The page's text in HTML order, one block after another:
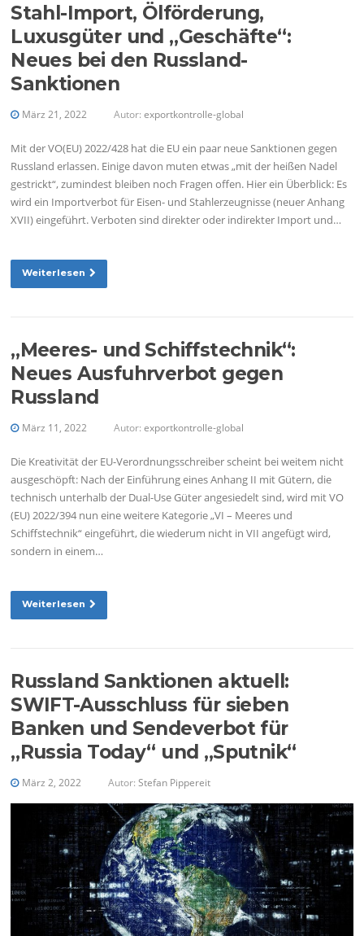
Stahl-Import, Ölförderung,
Luxusgüter und „Geschäfte“:
Neues bei den Russland-
Sanktionen
März 21, 2022 Autor:exportkontrolle-global
Mit der VO(EU) 2022/428 hat die EU ein paar neue Sanktionen gegen
Russland erlassen. Einige davon muten etwas „mit der heißen Nadel
gestrickt“, zumindest bleiben noch Fragen offen. Hier ein Überblick: Es
wird ein Importverbot für Eisen- und Stahlerzeugnisse (neuer Anhang
XVII) eingeführt. Verboten sind direkter oder indirekter Import und…
Weiterlesen
„Meeres- und Schiffstechnik“:
Neues Ausfuhrverbot gegen
Russland
März 11, 2022 Autor:exportkontrolle-global
Die Kreativität der EU-Verordnungsschreiber scheint bei weitem nicht
ausgeschöpft: Nach der Einführung eines Anhang II mit Gütern, die
technisch unterhalb der Dual-Use Güter angesiedelt sind, wird mit VO
(EU) 2022/394 nun eine weitere Kategorie „VI – Meeres und
Schiffstechnik“ eingeführt, die wiederum nicht in VII angefügt wird,
sondern in einem…
Weiterlesen
Russland Sanktionen aktuell:
SWIFT-Ausschluss für sieben
Banken und Sendeverbot für
„Russia Today“ und „Sputnik“
März 2, 2022 Autor:Stefan Pippereit